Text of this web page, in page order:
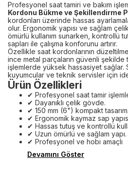
Profesyonel saat tamiri ve bakım
Kordonu Bükme ve Şekillendirme
kordonları üzerinde hassas
olur. Ergonomik yapısı ve sağlam
ömürlü kullanım sunarken, kontrollü
sapları ile çalışma konforunu artırır.
Özellikle saat kordonlarının
ince metal parçaların güvenli şekilde
işlemlerde yüksek hassasiyet sağlar.
kuyumcular ve teknik servisler için
Ürün Özellikleri
✔ Profesyonel saat tamir
✔ Dayanıklı çelik gövde.
✔ 150 mm (6") kompakt tasarım.
✔ Ergonomik kaymaz sap
✔ Hassas tutuş ve kontrollü
✔ Uzun ömürlü ve sağlam yapı.
✔ Profesyonel ve hobi amaçlı
Devamını Göster